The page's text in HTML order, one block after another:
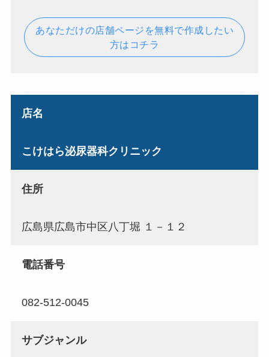
あなただけの店舗ページを無料で作成したい
方はコチラ
店名
こけはら泌尿器科クリニック
住所
広島県広島市中区八丁堀 １－１２
電話番号
082-512-0045
サブジャンル